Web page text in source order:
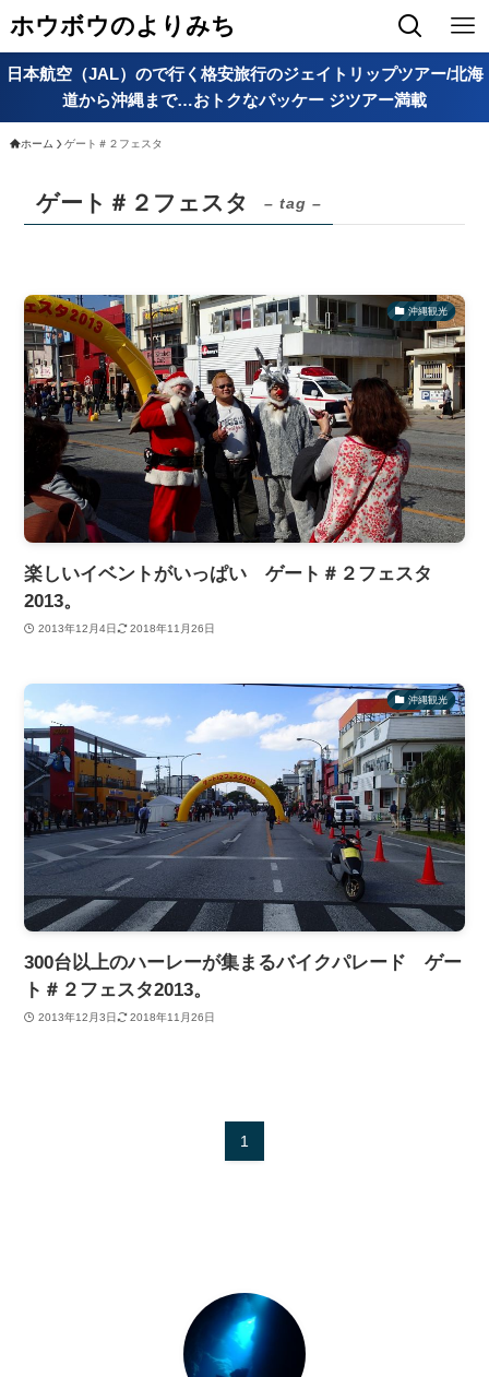
ホウボウのよりみち
日本航空（JAL）ので行く格安旅行のジェイトリップツアー/北海
道から沖縄まで…おトクなパッケー ジツアー満載
ホーム ゲート＃２フェスタ
ゲート＃２フェスタ – tag –
沖縄観光
楽しいイベントがいっぱい ゲート＃２フェスタ
2013。
2013年12月4日 2018年11月26日
沖縄観光
300台以上のハーレーが集まるバイクパレード ゲー
ト＃２フェスタ2013。
2013年12月3日 2018年11月26日
1